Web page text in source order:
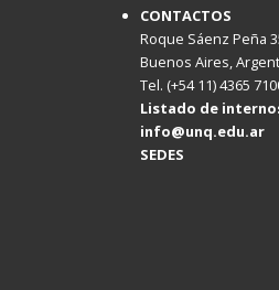
CONTACTOS
Roque Sáenz Peña
Buenos Aires,
Tel. (+54 11) 4365
Listado de
SEDES